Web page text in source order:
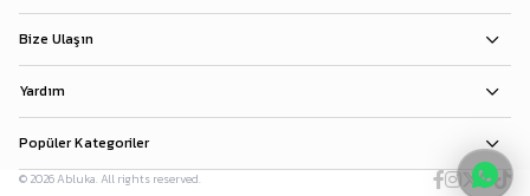
Bize Ulaşın
Yardım
Popüler Kategoriler
© 2026 Abluka. All rights reserved.